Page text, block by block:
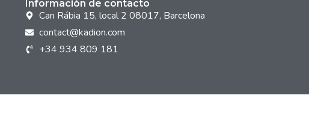
Información de contacto
Can Rábia 15, local 2 08017, Barcelona
contact@kadion.com
+34 934 809 181